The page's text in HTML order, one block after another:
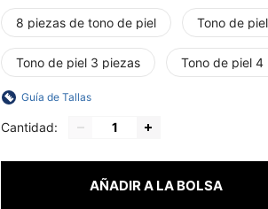
8 piezas de tono de piel Tono de
Tono de piel 3 piezas Tono de piel 4
Guía de Tallas
Cantidad:
AÑADIR A LA BOLSA